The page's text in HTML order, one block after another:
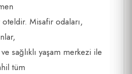
Misafir odaları,
sağlıklı yaşam merkezi ile
tüm